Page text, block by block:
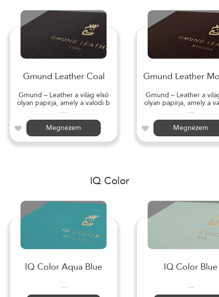
Gmund Leather Coal
Gmund – Leather a világ első
olyan papírja, amely a valódi b
...
Megnézem
Gmund Leather
Gmund – Leather a
olyan papírja, amely a
...
Megnézem
IQ Color
IQ Color Aqua Blue
...
IQ Color Blue
...